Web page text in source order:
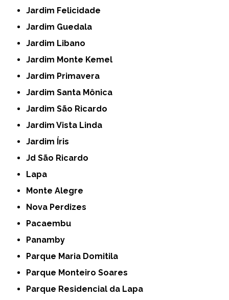
Jardim Felicidade
Jardim Guedala
Jardim Libano
Jardim Monte Kemel
Jardim Primavera
Jardim Santa Mônica
Jardim São Ricardo
Jardim Vista Linda
Jardim Íris
Jd São Ricardo
Lapa
Monte Alegre
Nova Perdizes
Pacaembu
Panamby
Parque Maria Domitila
Parque Monteiro Soares
Parque Residencial da Lapa